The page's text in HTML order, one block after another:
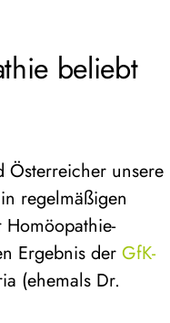
beliebt
Österreicher unsere
regelmäßigen
Ergebnis der GfK-
(ehemals Dr.